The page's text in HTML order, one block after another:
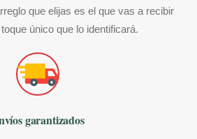
que elijas es el que vas a recibir
único que lo identificará.
garantizados